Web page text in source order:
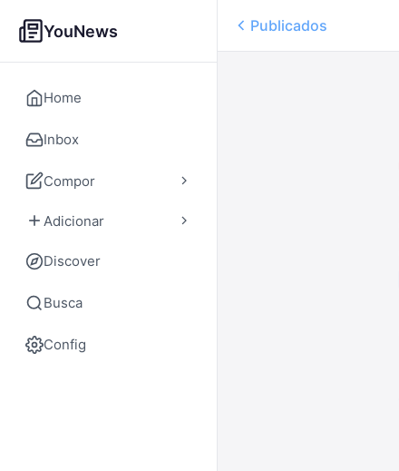
YouNews
Home
Inbox
Compor
Adicionar
Discover
Busca
Config
Publicados